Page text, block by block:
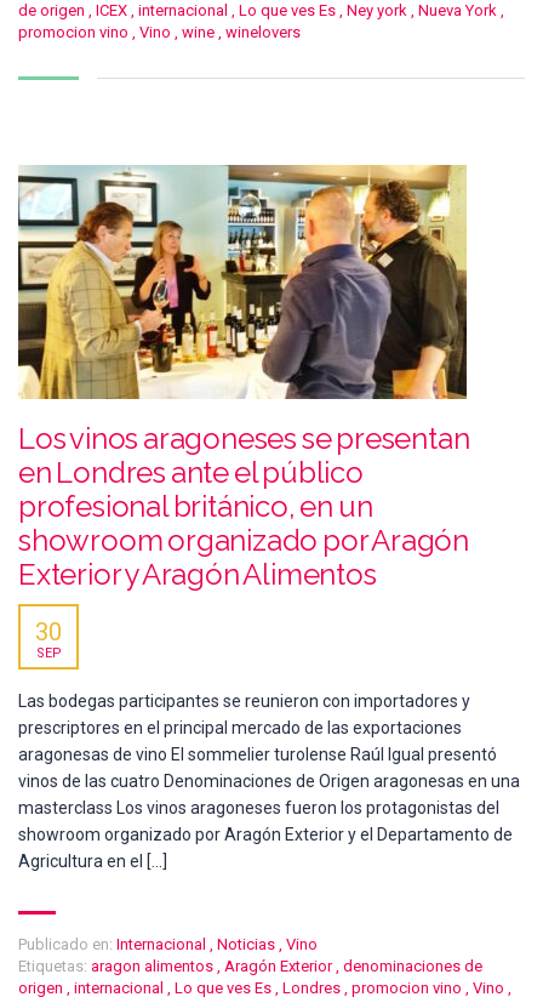
de origen , ICEX , internacional , Lo que ves Es , Ney york , Nueva York ,
promocion vino , Vino , wine , winelovers
Los vinos aragoneses se presentan
en Londres ante el público
profesional británico, en un
showroom organizado por Aragón
Exterior y Aragón Alimentos
30
SEP
Las bodegas participantes se reunieron con importadores y
prescriptores en el principal mercado de las exportaciones
aragonesas de vino El sommelier turolense Raúl Igual presentó
vinos de las cuatro Denominaciones de Origen aragonesas en una
masterclass Los vinos aragoneses fueron los protagonistas del
showroom organizado por Aragón Exterior y el Departamento de
Agricultura en el […]
Publicado en: Internacional , Noticias , Vino
Etiquetas: aragon alimentos , Aragón Exterior, denominaciones de
origen , internacional , Lo que ves Es , Londres , promocion vino , Vino ,